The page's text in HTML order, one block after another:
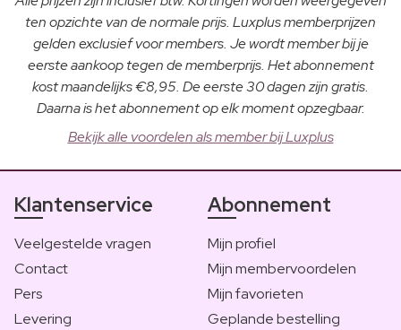
ten opzichte van de normale prijs. Luxplus memberprijzen
gelden exclusief voor members. Je wordt member bij je
eerste aankoop tegen de memberprijs. Het abonnement
kost maandelijks €8,95. De eerste 30 dagen zijn gratis.
Daarna is het abonnement op elk moment opzegbaar.
Bekijk alle voordelen als member bij Luxplus
Klantenservice
Veelgestelde vragen
Contact
Pers
Levering
Abonnement
Mijn profiel
Mijn membervoordelen
Mijn favorieten
Geplande bestelling